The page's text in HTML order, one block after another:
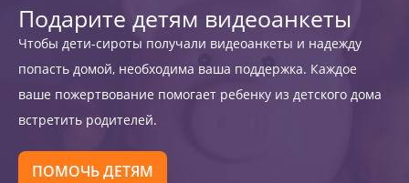
Подарите детям видеоанкеты
Чтобы дети-сироты получали видеоанкеты и надежду
попасть домой, необходима ваша поддержка. Каждое
ваше пожертвование помогает ребенку из детского дома
встретить родителей.
ПОМОЧЬ ДЕТЯМ